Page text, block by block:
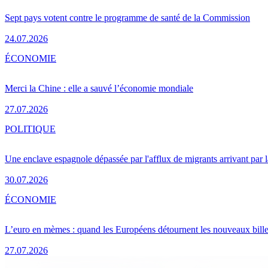
Sept pays votent contre le programme de santé de la Commission
24.07.2026
Merci la Chine : elle a sauvé l’économie mondiale
27.07.2026
ÉCONOMIE
Une enclave espagnole dépassée par l'afflux de migrants arrivant par
30.07.2026
POLITIQUE
L’euro en mèmes : quand les Européens détournent les nouveaux
27.07.2026
ÉCONOMIE